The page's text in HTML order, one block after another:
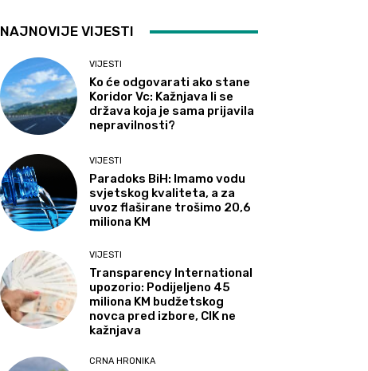
NAJNOVIJE VIJESTI
VIJESTI
Ko će odgovarati ako stane
Koridor Vc: Kažnjava li se
država koja je sama prijavila
nepravilnosti?
VIJESTI
Paradoks BiH: Imamo vodu
svjetskog kvaliteta, a za
uvoz flaširane trošimo 20,6
miliona KM
VIJESTI
Transparency International
upozorio: Podijeljeno 45
miliona KM budžetskog
novca pred izbore, CIK ne
kažnjava
CRNA HRONIKA